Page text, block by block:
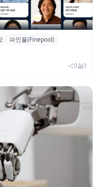
타트업 전문가 매
파인풀(Finepool)
0 3